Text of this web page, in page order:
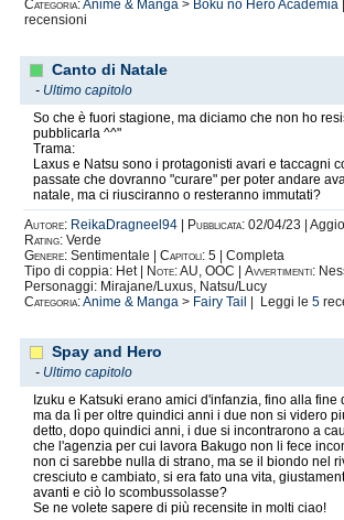
Categoria:Anime & Manga > Boku no Hero Academia
recensioni
Canto di Natale
- Ultimo capitolo
So che è fuori stagione, ma diciamo che non ho
pubblicarla ^^"
Trama:
Laxus e Natsu sono i protagonisti avari e taccagni
passate che dovranno "curare" per poter andare
natale, ma ci riusciranno o resteranno immutati?
Autore: ReikaDragneel94 Pubblicata: 02/04/23 |
Rating: Verde
Genere: Sentimentale | Capitoli: 5 | Completa
Tipo di coppia: Het |
Note:AU, OOC | Avvertimenti:
Personaggi: Mirajane/Luxus, Natsu/Lucy
Categoria:Anime & Manga > Fairy Tail | Leggi le 5
Spay and Hero
- Ultimo capitolo
Izuku e Katsuki erano amici d'infanzia, fino alla fine
ma da lì per oltre quindici anni i due non si videro
detto, dopo quindici anni, i due si incontrarono a
che l'agenzia per cui lavora Bakugo non li fece
non ci sarebbe nulla di strano, ma se il biondo nel
cresciuto e cambiato, si era fato una vita,
avanti e ciò lo scombussolasse?
Se ne volete sapere di più recensite in molti ciao!